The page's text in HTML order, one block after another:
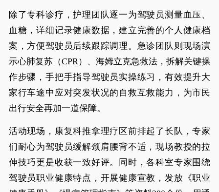
除了专科诊疗，护理团队逐一为驾驶员测量血压、
血糖，详细记录健康数据，建立完善的个人健康档
案，方便驾驶员后续跟踪调理。急诊团队则现场演
示心肺复苏（CPR）、海姆立克急救法，拆解关键操
作步骤，手把手指导驾驶员实操练习，有效提升大
家行车途中应对突发状况的自救互救能力，为市民
出行安全再加一道保障。
活动现场，康复科推拿理疗区前排起了长队，专家
们耐心为驾驶员缓解颈肩腰背不适，现场教授的拉
伸技巧更是收获一致好评。同时，各科室专家围绕
驾驶员职业健康特点，开展健康宣教，发放《职业